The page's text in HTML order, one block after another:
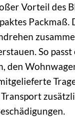
Vorteil des
Packmaß.
So
den